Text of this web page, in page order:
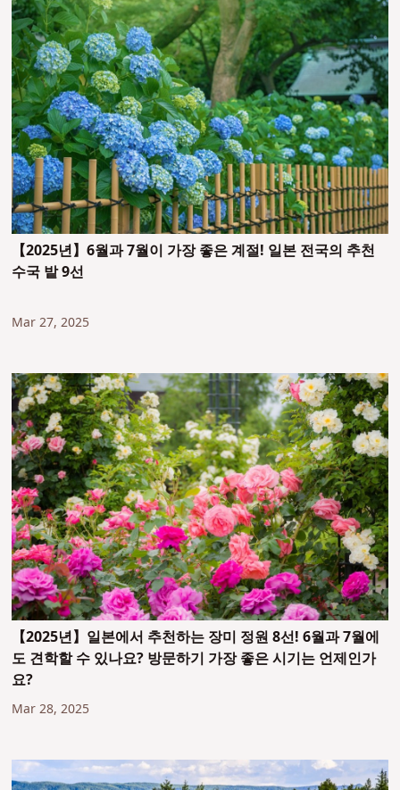
【2025년】6월과 7월이 가장 좋은 계절! 일본 전국의 추천
수국 밭 9선
Mar 27, 2025
【2025년】일본에서 추천하는 장미 정원 8선! 6월과 7월에
도 견학할 수 있나요? 방문하기 가장 좋은 시기는 언제인가
요?
Mar 28, 2025